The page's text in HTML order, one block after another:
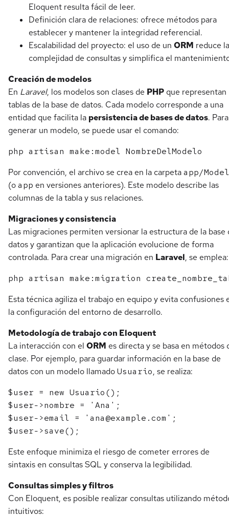
Eloquent resulta fácil de leer.
Definición clara de relaciones: ofrece métodos para
establecer y mantener la integridad referencial.
Escalabilidad del proyecto: el uso de un ORM reduce la
complejidad de consultas y simplifica el
Creación de modelos
En Laravel, los modelos son clases de PHP que representan
tablas de la base de datos. Cada modelo corresponde a una
entidad que facilita la persistencia de bases de datos. Para
generar un modelo, se puede usar el comando:
Por convención, el archivo se crea en la carpetaapp/
(oapp en versiones anteriores). Este modelo describe las
columnas de la tabla y sus relaciones.
Migraciones y consistencia
Las migraciones permiten versionar la estructura de la base
datos y garantizan que la aplicación evolucione de forma
controlada. Para crear una migración en Laravel, se emplea:
Esta técnica agiliza el trabajo en equipo y evita confusiones
la configuración del entorno de desarrollo.
Metodología de trabajo con Eloquent
La interacción con el ORM es directa y se basa en métodos
clase. Por ejemplo, para guardar información en la base de
datos con un modelo llamadoUsuario, se realiza:
$user = new Usuario();
$user->nombre = 'Ana';
$user->email = 'ana@example.com';
Este enfoque minimiza el riesgo de cometer errores de
sintaxis en consultas SQL y conserva la legibilidad.
Consultas simples y filtros
Con Eloquent, es posible realizar consultas utilizando
intuitivos: